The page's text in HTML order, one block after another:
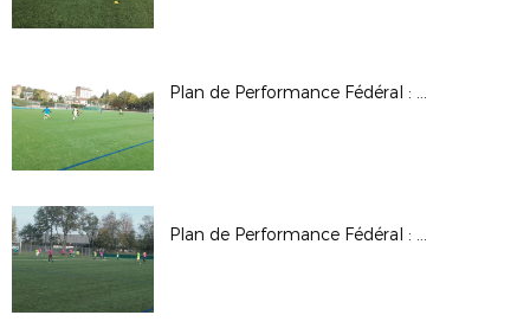
Plan de Performance Fédéral : Brassage U14
Plan de Performance Fédéral : Brassage U14